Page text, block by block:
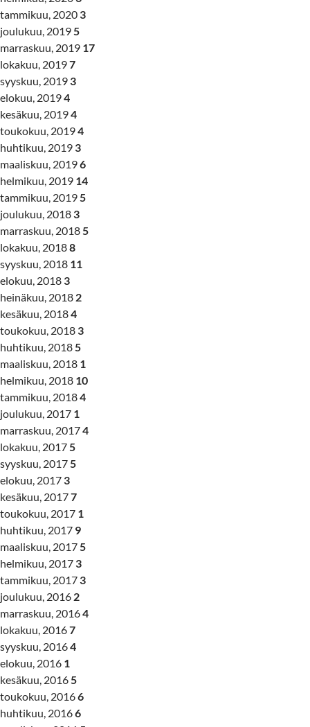
tammikuu, 2020 3
joulukuu, 2019 5
marraskuu, 2019 17
lokakuu, 20197
syyskuu, 2019 3
elokuu, 20194
kesäkuu, 20194
toukokuu, 20194
huhtikuu, 2019 3
maaliskuu, 20196
helmikuu, 2019 14
tammikuu, 2019 5
joulukuu, 2018 3
marraskuu, 2018 5
lokakuu, 20188
syyskuu, 2018 11
elokuu, 2018 3
heinäkuu, 2018 2
kesäkuu, 20184
toukokuu, 2018 3
huhtikuu, 2018 5
maaliskuu, 2018 1
helmikuu, 2018 10
tammikuu, 20184
joulukuu, 2017 1
marraskuu, 20174
lokakuu, 2017 5
syyskuu, 2017 5
elokuu, 2017 3
kesäkuu, 20177
toukokuu, 2017 1
huhtikuu, 2017 9
maaliskuu, 2017 5
helmikuu, 2017 3
tammikuu, 2017 3
joulukuu, 2016 2
marraskuu, 20164
lokakuu, 20167
syyskuu, 20164
elokuu, 2016 1
kesäkuu, 2016 5
toukokuu, 20166
huhtikuu, 20166